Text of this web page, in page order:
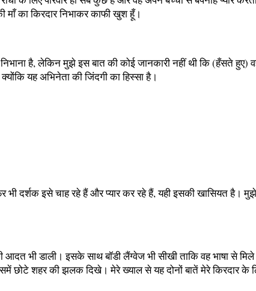
माँ का किरदार निभाकर काफी खुश हूँ।
है, लेकिन मुझे इस बात की कोई जानकारी नहीं थी कि (हँसते हुए)
यह अभिनेता की जिंदगी का हिस्सा है।
दर्शक इसे चाह रहे हैं और प्यार कर रहे हैं, यही इसकी खासियत है।
भी डाली। इसके साथ बॉडी लैंग्वेज भी सीखी ताकि वह भाषा से
छोटे शहर की झलक दिखे। मेरे ख्याल से यह दोनों बातें मेरे किरदार